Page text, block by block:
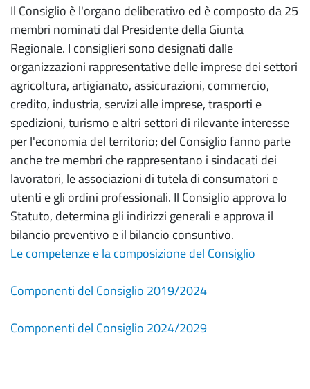
Il Consiglio è l'organo deliberativo ed è composto da 25
membri nominati dal Presidente della Giunta
Regionale. I consiglieri sono designati dalle
organizzazioni rappresentative delle imprese dei settori
agricoltura, artigianato, assicurazioni, commercio,
credito, industria, servizi alle imprese, trasporti e
spedizioni, turismo e altri settori di rilevante interesse
per l'economia del territorio; del Consiglio fanno parte
anche tre membri che rappresentano i sindacati dei
lavoratori, le associazioni di tutela di consumatori e
utenti e gli ordini professionali. Il Consiglio approva lo
Statuto, determina gli indirizzi generali e approva il
bilancio preventivo e il bilancio consuntivo.
Le competenze e la composizione del Consiglio
Componenti del Consiglio 2019/2024
Componenti del Consiglio 2024/2029